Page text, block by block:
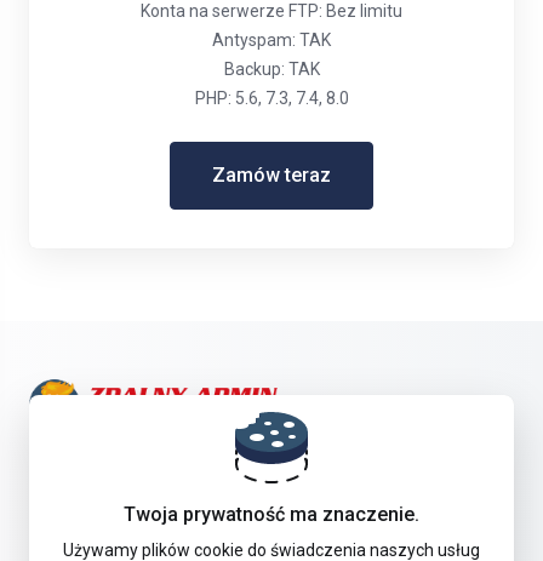
Konta na serwerze FTP: Bez limitu
Antyspam: TAK
Backup: TAK
PHP: 5.6, 7.3, 7.4, 8.0
Zamów teraz
Oferta
Twoja prywatność ma znaczenie.
Używamy plików cookie do świadczenia naszych usług